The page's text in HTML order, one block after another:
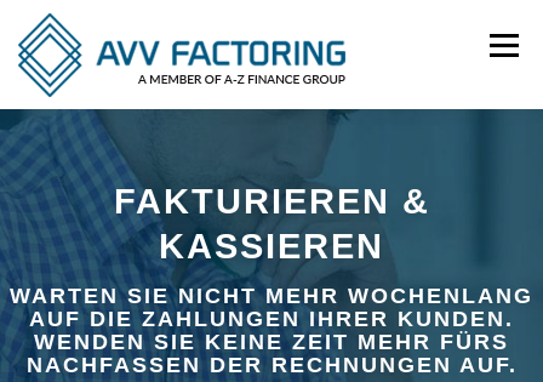
Inhalt
springen
Menü
NUTZEN
REFERENZEN KONTAKT IMPRESSUM
DATENSCHUTZ
FAKTURIEREN &
KASSIEREN
WARTEN SIE NICHT MEHR WOCHENLANG
AUF DIE ZAHLUNGEN IHRER KUNDEN.
WENDEN SIE KEINE ZEIT MEHR FÜRS
NACHFASSEN DER RECHNUNGEN AUF.